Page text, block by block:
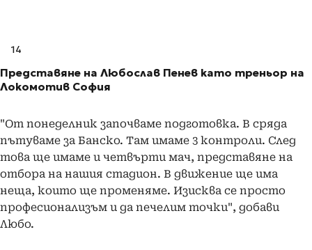
14
Представяне на Любослав Пенев като треньор на
Локомотив София
"От понеделник започваме подготовка. В сряда
пътуваме за Банско. Там имаме 3 контроли. След
това ще имаме и четвърти мач, представяне на
отбора на нашия стадион. В движение ще има
неща, които ще променяме. Изисква се просто
професионализъм и да печелим точки", добави
Любо.